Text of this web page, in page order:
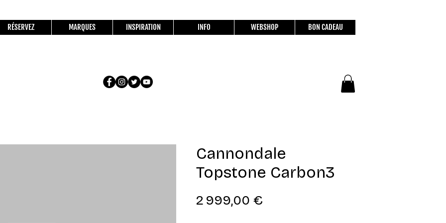
RÉSERVEZ MARQUES INSPIRATION INFO WEBSHOP BON CADEAU
Cannondale
Topstone Carbon3
2 999,00 €